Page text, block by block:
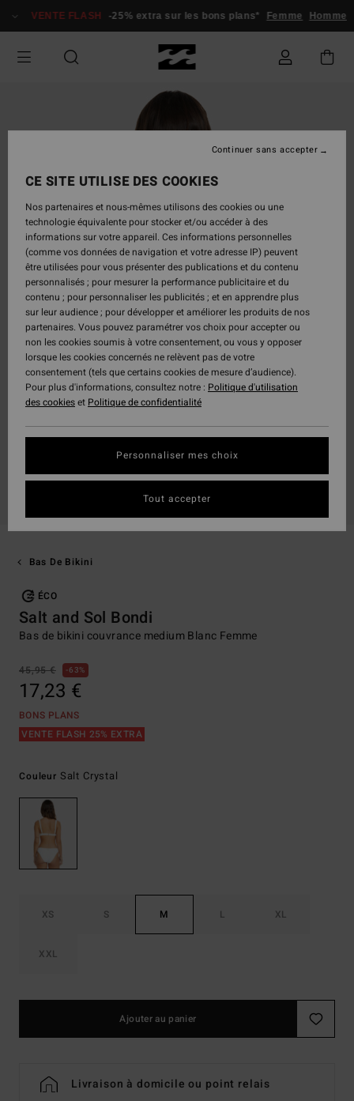
VENTE FLASH -25% extra sur les bons plans* Femme Homme
Bas De Bikini
ÉCO
Salt and Sol Bondi
Bas de bikini couvrance medium Blanc Femme
45,95 € 63%
17,23 €
BONS PLANS
VENTE FLASH 25% EXTRA
Couleur Salt Crystal
XS S M L XL
XXL
Ajouter au panier
Livraison à domicile ou point relais
CE SITE UTILISE DES COOKIES
Nos partenaires et nous-mêmes utilisons des cookies ou une
technologie équivalente pour stocker et/ou accéder à des
informations sur votre appareil. Ces informations personnelles
(comme vos données de navigation et votre adresse IP) peuvent
être utilisées pour vous présenter des publications et du contenu
personnalisés ; pour mesurer la performance publicitaire et du
contenu ; pour personnaliser les publicités ; et en apprendre plus
sur leur audience ; pour développer et améliorer les produits de nos
partenaires. Vous pouvez paramétrer vos choix pour accepter ou
non les cookies soumis à votre consentement, ou vous y opposer
lorsque les cookies concernés ne relèvent pas de votre
consentement (tels que certains cookies de mesure d’audience).
Pour plus d'informations, consultez notre : Politique d'utilisation
des cookieset Politique de confidentialité
Personnaliser mes choix
Continuer sans accepter
Tout accepter